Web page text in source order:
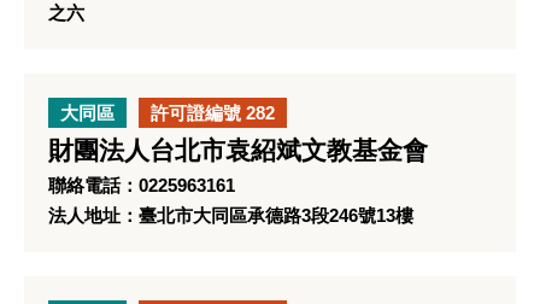
之六
大同區 許可證編號 282
財團法人台北市袁紹斌文教基金會
聯絡電話：0225963161
法人地址：臺北市大同區承德路3段246號13樓